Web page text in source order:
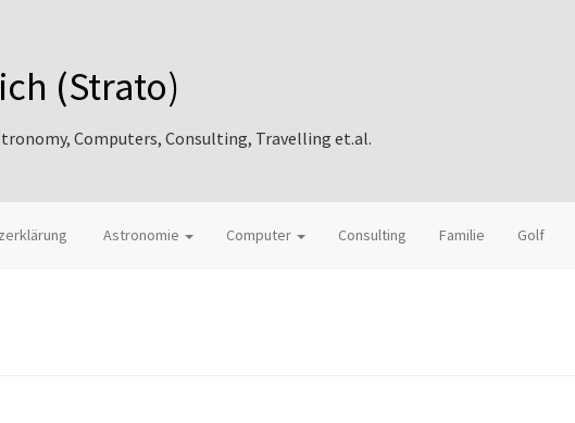
(Strato)
Computers, Consulting, Travelling et.al.
Astronomie Computer Consulting Familie Golf